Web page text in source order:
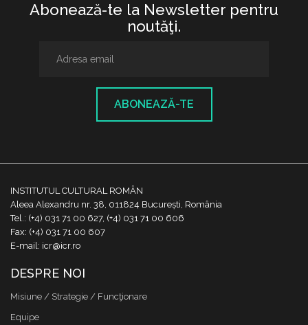
Abonează-te la Newsletter pentru
noutăţi.
ABONEAZĂ-TE
INSTITUTUL CULTURAL ROMÂN
Aleea Alexandru nr. 38, 011824 București, România
Tel.: (+4) 031 71 00 627, (+4) 031 71 00 606
Fax: (+4) 031 71 00 607
E-mail: icr@icr.ro
DESPRE NOI
Misiune / Strategie / Funcţionare
Equipe